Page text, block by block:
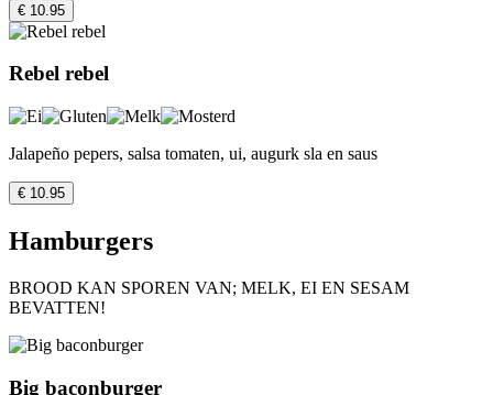
€ 10.95
Rebel rebel
Jalapeño pepers, salsa tomaten, ui, augurk sla en saus
€ 10.95
Hamburgers
BROOD KAN SPOREN VAN; MELK, EI EN SESAM
BEVATTEN!
Big baconburger